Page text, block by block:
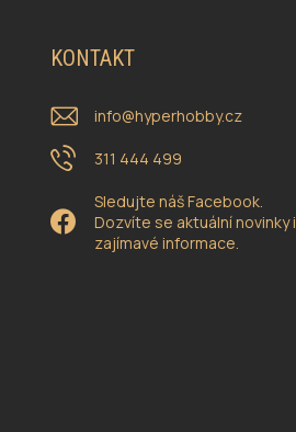
KONTAKT
info@hyperhobby.cz
311 444 499
Sledujte náš Facebook.
Dozvíte se aktuální novinky i
zajímavé informace.